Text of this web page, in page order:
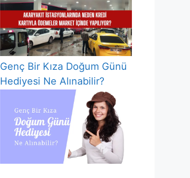
Genç Bir Kıza Doğum Günü
Hediyesi Ne Alınabilir?